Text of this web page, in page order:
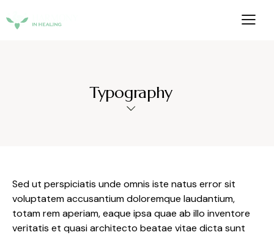
Typography
Sed ut perspiciatis unde omnis iste natus error sit
voluptatem accusantium doloremque laudantium,
totam rem aperiam, eaque ipsa quae ab illo inventore
veritatis et quasi architecto beatae vitae dicta sunt